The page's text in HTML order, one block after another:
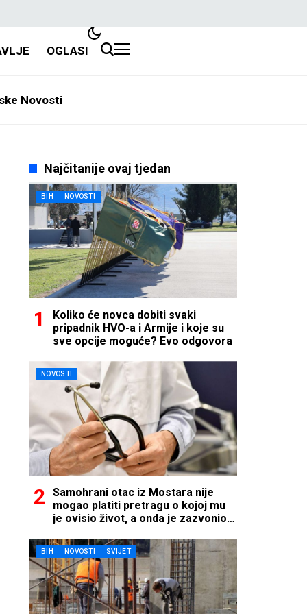
OGLASI
Novosti
Najčitanije ovaj tjedan
BIH NOVOSTI
Koliko će novca dobiti svaki
pripadnik HVO-a i Armije i koje su
sve opcije moguće? Evo odgovora
NOVOSTI
Samohrani otac iz Mostara nije
mogao platiti pretragu o kojoj mu
je ovisio život, a onda je zazvonio
BIH NOVOSTI SVIJET